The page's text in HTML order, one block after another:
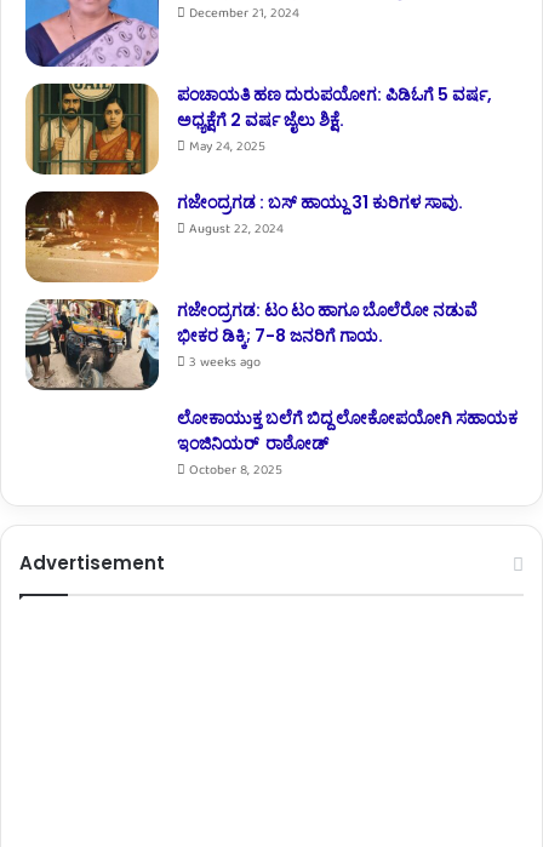
December 21, 2024
ಪಂಚಾಯತಿ ಹಣ ದುರುಪಯೋಗ: ಪಿಡಿಓಗೆ 5 ವರ್ಷ,
ಅಧ್ಯಕ್ಷೆಗೆ 2 ವರ್ಷ ಜೈಲು ಶಿಕ್ಷೆ.
May 24, 2025
ಗಜೇಂದ್ರಗಡ : ಬಸ್ ಹಾಯ್ದು 31 ಕುರಿಗಳ ಸಾವು.
August 22, 2024
ಗಜೇಂದ್ರಗಡ: ಟಂ ಟಂ ಹಾಗೂ ಬೊಲೆರೋ ನಡುವೆ
ಭೀಕರ ಡಿಕ್ಕಿ; 7-8 ಜನರಿಗೆ ಗಾಯ.
3 weeks ago
ಲೋಕಾಯುಕ್ತ ಬಲೆಗೆ ಬಿದ್ದ ಲೋಕೋಪಯೋಗಿ ಸಹಾಯಕ
ಇಂಜಿನಿಯರ್ ರಾಠೋಡ್
October 8, 2025
Advertisement